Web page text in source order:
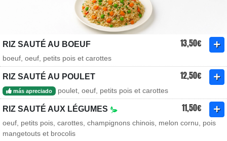
RIZ SAUTÉ AU BOEUF 13,50€
boeuf, oeuf, petits pois et carottes
RIZ SAUTÉ AU POULET 12,50€
más apreciado poulet, oeuf, petits pois et carottes
RIZ SAUTÉ AUX LÉGUMES 11,50€
oeuf, petits pois, carottes, champignons chinois, melon cornu, pois
mangetouts et brocolis